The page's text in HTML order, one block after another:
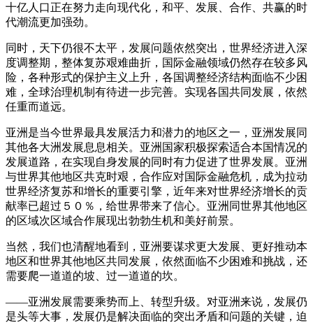
十亿人口正在努力走向现代化，和平、发展、合作、共赢的时
代潮流更加强劲。
同时，天下仍很不太平，发展问题依然突出，世界经济进入深
度调整期，整体复苏艰难曲折，国际金融领域仍然存在较多风
险，各种形式的保护主义上升，各国调整经济结构面临不少困
难，全球治理机制有待进一步完善。实现各国共同发展，依然
任重而道远。
亚洲是当今世界最具发展活力和潜力的地区之一，亚洲发展同
其他各大洲发展息息相关。亚洲国家积极探索适合本国情况的
发展道路，在实现自身发展的同时有力促进了世界发展。亚洲
与世界其他地区共克时艰，合作应对国际金融危机，成为拉动
世界经济复苏和增长的重要引擎，近年来对世界经济增长的贡
献率已超过５０％，给世界带来了信心。亚洲同世界其他地区
的区域次区域合作展现出勃勃生机和美好前景。
当然，我们也清醒地看到，亚洲要谋求更大发展、更好推动本
地区和世界其他地区共同发展，依然面临不少困难和挑战，还
需要爬一道道的坡、过一道道的坎。
——亚洲发展需要乘势而上、转型升级。对亚洲来说，发展仍
是头等大事，发展仍是解决面临的突出矛盾和问题的关键，迫